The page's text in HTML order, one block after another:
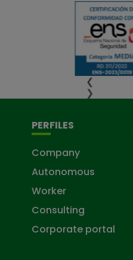
❮
❯
PERFILES
Company
Autonomous
Worker
Consulting
Corporate portal